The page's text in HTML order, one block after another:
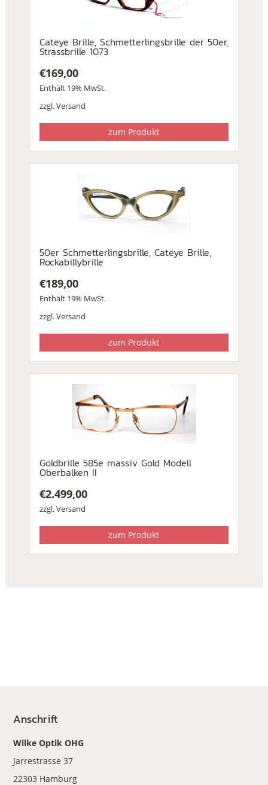
Cateye Brille, Schmetterlingsbrille der 50er,
Strassbrille 1073
€169,00
Enthält 19% MwSt.
zzgl.Versand
zum Produkt
50er Schmetterlingsbrille, Cateye Brille,
Rockabillybrille
€189,00
Enthält 19% MwSt.
zzgl.Versand
zum Produkt
Goldbrille 585e massiv Gold Modell
Oberbalken II
€2.499,00
zzgl.Versand
zum Produkt
Anschrift
Wilke Optik OHG
Jarrestrasse 37
22303 Hamburg